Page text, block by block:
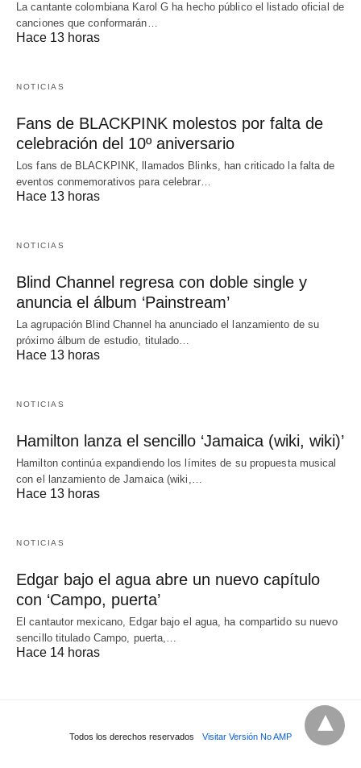
La cantante colombiana Karol G ha hecho público el listado oficial de
canciones que conformarán…
Hace 13 horas
NOTICIAS
Fans de BLACKPINK molestos por falta de
celebración del 10º aniversario
Los fans de BLACKPINK, llamados Blinks, han criticado la falta de
eventos conmemorativos para celebrar…
Hace 13 horas
NOTICIAS
Blind Channel regresa con doble single y
anuncia el álbum ‘Painstream’
La agrupación Blind Channel ha anunciado el lanzamiento de su
próximo álbum de estudio, titulado…
Hace 13 horas
NOTICIAS
Hamilton lanza el sencillo ‘Jamaica (wiki, wiki)’
Hamilton continúa expandiendo los límites de su propuesta musical
con el lanzamiento de Jamaica (wiki,…
Hace 13 horas
NOTICIAS
Edgar bajo el agua abre un nuevo capítulo
con ‘Campo, puerta’
El cantautor mexicano, Edgar bajo el agua, ha compartido su nuevo
sencillo titulado Campo, puerta,…
Hace 14 horas
Todos los derechos reservados Visitar Versión No AMP